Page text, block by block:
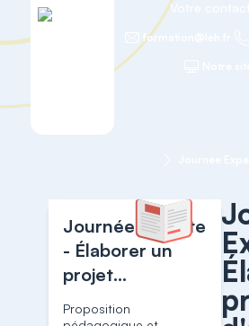
Votre contact
formation@leh.fr
Journée Experte
- Élaborer un
projet
d'établissement
Proposition